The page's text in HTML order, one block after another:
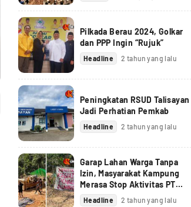
Pilkada Berau 2024, Golkar
dan PPP Ingin “Rujuk”
Headline 2 tahun yang lalu
Peningkatan RSUD Talisayan
Jadi Perhatian Pemkab
Headline 2 tahun yang lalu
Garap Lahan Warga Tanpa
Izin, Masyarakat Kampung
Merasa Stop Aktivitas PT
Berau Coal
Headline 2 tahun yang lalu